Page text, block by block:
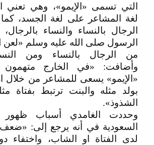
التي تسمى «الإيمو»، وهي تعني
لغة المشاعر على لغة الجسد،
الرجال بالنساء والنساء
الرسول صلى الله عليه وسلم «لعن
من الرجال بالنساء ومن
وأضافت: «في الخارج متهمون
«الإيمو» يسعى للمشاعر من خلال
بولد مثله والبنت ترتبط بفتاة
الشذوذ».
وحددت الغامدي أسباب ظهور
السعودية في أنه يرجع إلى: «ضعف
لدى الفتاة او الشاب، واختفاء